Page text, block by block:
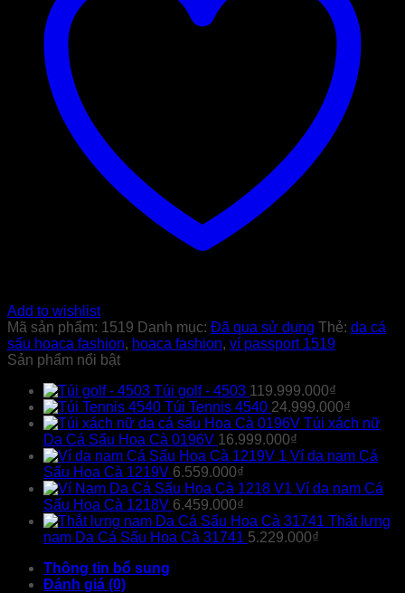
Add to wishlist
Mã sản phẩm: 1519 Danh mục: Đã qua sử dụng Thẻ: da cá
sấu hoaca fashion, hoaca fashion, ví passport 1519
Sản phẩm nổi bật
Túi golf - 4503 119.999.000₫
Túi Tennis 4540 24.999.000₫
Túi xách nữ
Da Cá Sấu Hoa Cà 0196V 16.999.000₫
Ví da nam Cá
Sấu Hoa Cà 1219V 6.559.000₫
Ví da nam Cá
Sấu Hoa Cà 1218V 6.459.000₫
Thắt lưng
nam Da Cá Sấu Hoa Cà 31741 5.229.000₫
Thông tin bổ sung
Đánh giá (0)